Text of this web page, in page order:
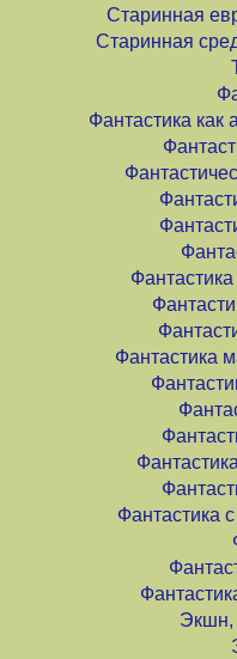
Старинная
Старинная
Фантастика как
Фантастика
Фантастика
Экшн,